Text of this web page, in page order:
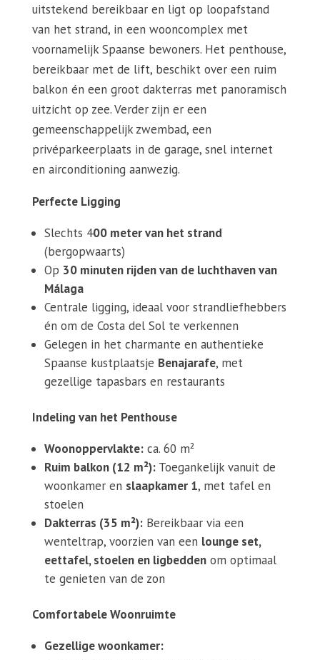
uitstekend bereikbaar en ligt op loopafstand
van het strand, in een wooncomplex met
voornamelijk Spaanse bewoners. Het penthouse,
bereikbaar met de lift, beschikt over een ruim
balkon én een groot dakterras met panoramisch
uitzicht op zee. Verder zijn er een
gemeenschappelijk zwembad, een
privéparkeerplaats in de garage, snel internet
en airconditioning aanwezig.
Perfecte Ligging
Slechts 400 meter van het strand
(bergopwaarts)
Op 30 minuten rijden van de luchthaven van
Málaga
Centrale ligging, ideaal voor strandliefhebbers
én om de Costa del Sol te verkennen
Gelegen in het charmante en authentieke
Spaanse kustplaatsje Benajarafe, met
gezellige tapasbars en restaurants
Indeling van het Penthouse
Woonoppervlakte:ca. 60 m²
Ruim balkon (12 m²):Toegankelijk vanuit de
woonkamer en slaapkamer 1, met tafel en
stoelen
Dakterras (35 m²):Bereikbaar via een
wenteltrap, voorzien van een lounge set,
eettafel, stoelen en ligbeddenom optimaal
te genieten van de zon
Comfortabele Woonruimte
Gezellige woonkamer: